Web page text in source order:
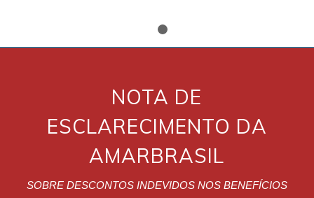
NOTA DE
ESCLARECIMENTO DA
AMARBRASIL
SOBRE DESCONTOS INDEVIDOS NOS BENEFÍCIOS